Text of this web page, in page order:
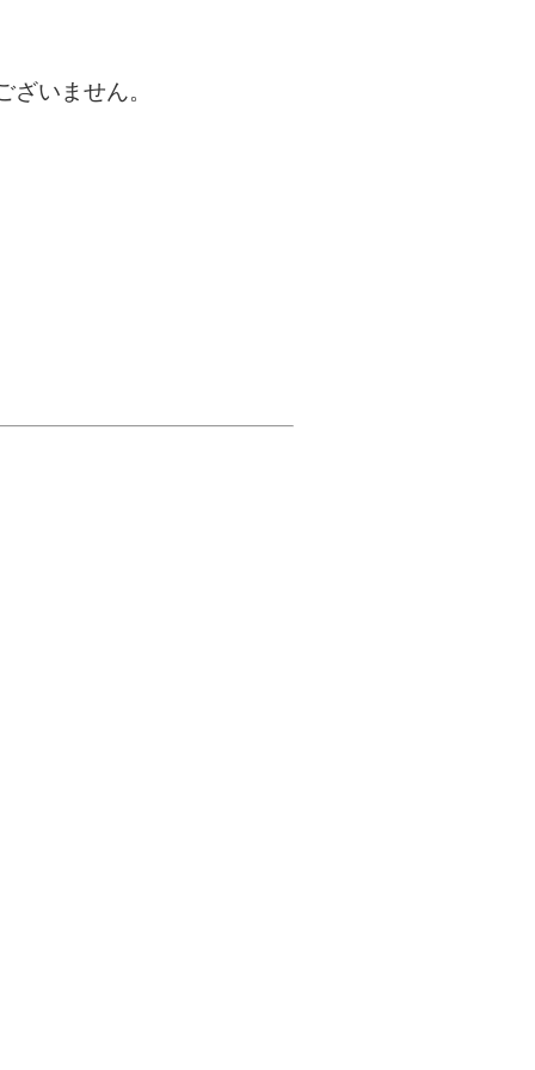
いません。